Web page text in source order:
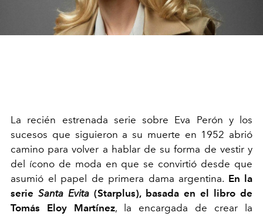
La recién estrenada serie sobre Eva Perón y los
sucesos que siguieron a su muerte en 1952 abrió
camino para volver a hablar de su forma de vestir y
del ícono de moda en que se convirtió desde que
asumió el papel de primera dama argentina. En la
serie Santa Evita (Starplus), basada en el libro de
Tomás Eloy Martínez, la encargada de crear la